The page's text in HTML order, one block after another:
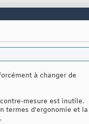
à changer de
mesure est inutile.
termes d'ergonomie et la